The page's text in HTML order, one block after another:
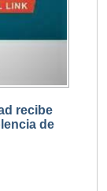
recibe
de